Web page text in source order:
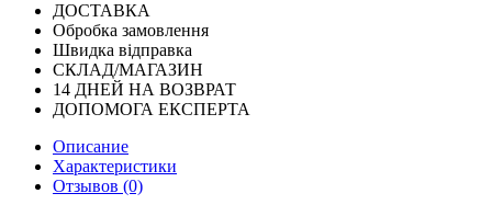
ДОСТАВКА
Обробка замовлення
Швидка відправка
СКЛАД/МАГАЗИН
14 ДНЕЙ НА ВОЗВРАТ
ДОПОМОГА ЕКСПЕРТА
Описание
Характеристики
Отзывов (0)